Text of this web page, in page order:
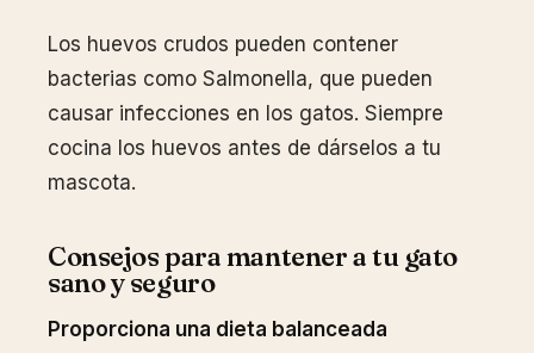
Los huevos crudos pueden contener
bacterias como Salmonella, que pueden
causar infecciones en los gatos. Siempre
cocina los huevos antes de dárselos a tu
mascota.
Consejos para mantener a tu gato
sano y seguro
Proporciona una dieta balanceada